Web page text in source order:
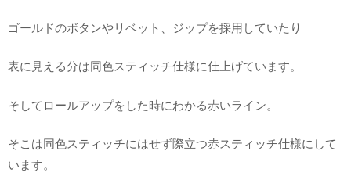
ゴールドのボタンやリベット、ジップを採用していたり
表に見える分は同色スティッチ仕様に仕上げています。
そしてロールアップをした時にわかる赤いライン。
そこは同色スティッチにはせず際立つ赤スティッチ仕様にして
います。